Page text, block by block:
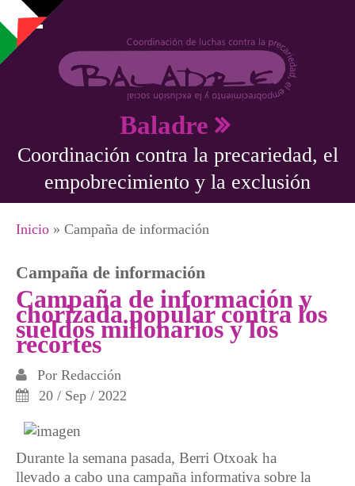
Pasar al contenido principal
Baladre
Coordinación contra la precariedad, el
empobrecimiento y la exclusión
Se encuentra usted aquí
Inicio » Campaña de información
Campaña de información
Campaña de información y
chorizada popular contra los
sueldos millonarios y los
recortes
Por Redacción
20 / Sep / 2022
Durante la semana pasada, Berri Otxoak ha
llevado a cabo una campaña informativa sobre la